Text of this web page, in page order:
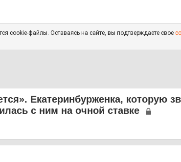
cookie-файлы. Оставаясь на сайте, вы подтверждаете свое
Екатеринбурженка, которую
с ним на очной ставке